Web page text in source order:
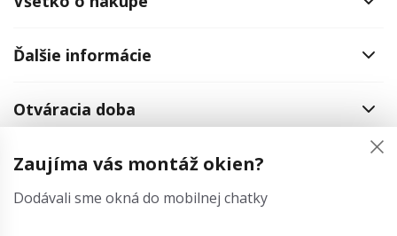
Ďalšie informácie
Otváracia doba
Kontaktné informácie
Zaujíma vás montáž okien?
Dodávali sme okná do mobilnej chatky